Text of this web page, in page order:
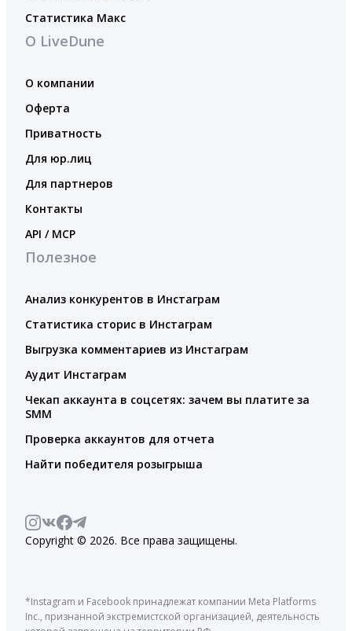
Статистика Макс
О LiveDune
О компании
Оферта
Приватность
Для юр.лиц
Для партнеров
Контакты
API / MCP
Полезное
Анализ конкурентов в Инстаграм
Статистика сторис в Инстаграм
Выгрузка комментариев из Инстаграм
Аудит Инстаграм
Чекап аккаунта в соцсетях: зачем вы платите за
SMM
Проверка аккаунтов для отчета
Найти победителя розыгрыша
Copyright © 2026. Все права защищены.
*Instagram и Facebook принадлежат компании Meta Platforms
Inc., признанной экстремистской организацией, деятельность